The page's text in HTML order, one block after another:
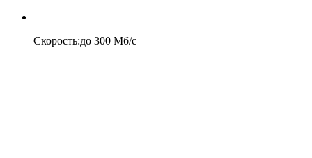
Скорость:до 300 Мб/c